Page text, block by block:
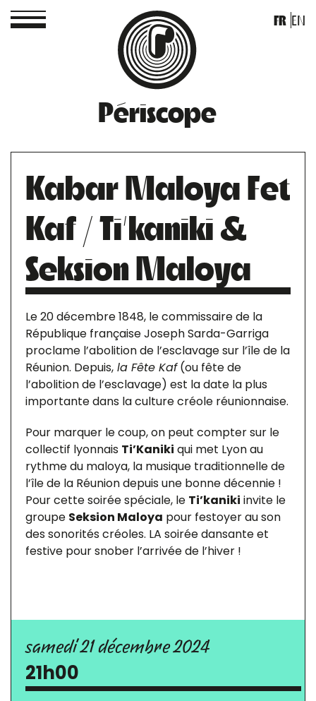
Périscope
FR EN
Kabar Maloya Fet
Kaf / Ti’kaniki &
Seksion Maloya
Le 20 décembre 1848, le commissaire de la
République française Joseph Sarda-Garriga
proclame l’abolition de l’esclavage sur l’île de la
Réunion. Depuis, la Fête Kaf(ou fête de
l’abolition de l’esclavage) est la date la plus
importante dans la culture créole réunionnaise.
Pour marquer le coup, on peut compter sur le
collectif lyonnais Ti’Kaniki qui met Lyon au
rythme du maloya, la musique traditionnelle de
l’île de la Réunion depuis une bonne décennie !
Pour cette soirée spéciale, le Ti’kaniki invite le
groupe Seksion Maloya pour festoyer au son
des sonorités créoles. LA soirée dansante et
festive pour snober l’arrivée de l’hiver !
samedi 21 décembre 2024
21h00